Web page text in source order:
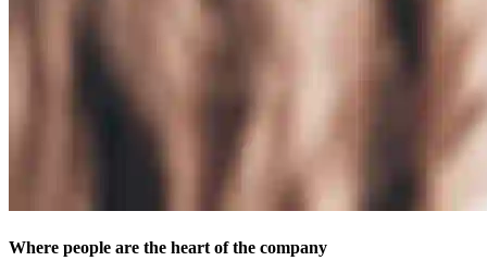
Where people are the heart of the company